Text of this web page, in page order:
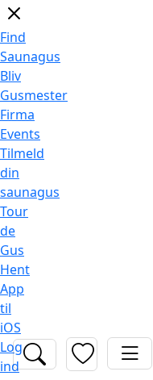
Find
Saunagus
Bliv
Gusmester
Firma
Events
Tilmeld
din
saunagus
Tour
de
Gus
Hent
App
til
iOS
Log
ind